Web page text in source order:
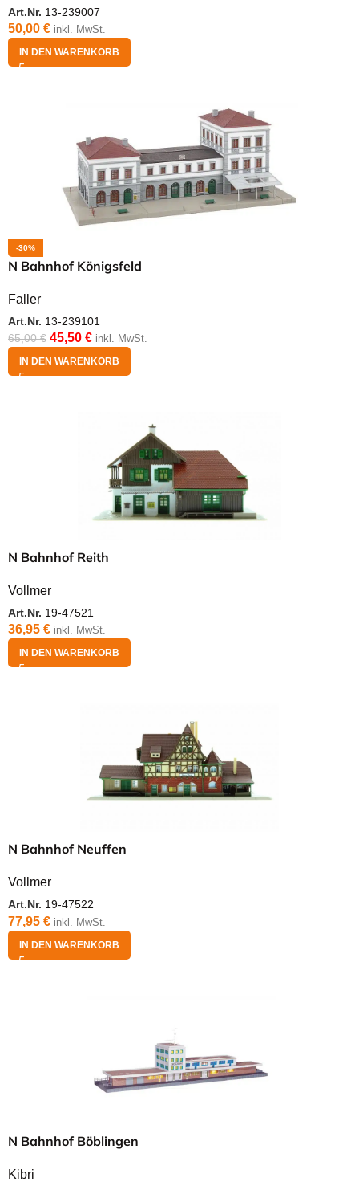
Art.Nr. 13-239007
50,00 € inkl. MwSt.
IN DEN WARENKORB
-30%
N Bahnhof Königsfeld
Faller
Art.Nr. 13-239101
65,00€ 45,50 € inkl. MwSt.
IN DEN WARENKORB
N Bahnhof Reith
Vollmer
Art.Nr. 19-47521
36,95 € inkl. MwSt.
IN DEN WARENKORB
N Bahnhof Neuffen
Vollmer
Art.Nr. 19-47522
77,95 € inkl. MwSt.
IN DEN WARENKORB
N Bahnhof Böblingen
Kibri